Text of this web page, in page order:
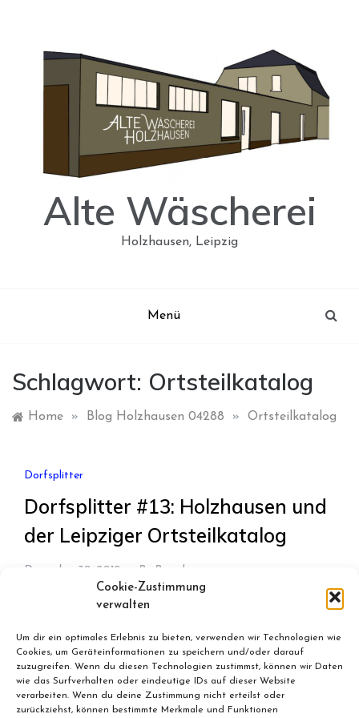
Cookie-Zustimmung
verwalten
Um dir ein optimales Erlebnis zu bieten, verwenden wir Technologien wie
Cookies, um Geräteinformationen zu speichern und/oder darauf
zuzugreifen. Wenn du diesen Technologien zustimmst, können wir Daten
wie das Surfverhalten oder eindeutige IDs auf dieser Website
verarbeiten. Wenn du deine Zustimmung nicht erteilst oder
zurückziehst, können bestimmte Merkmale und Funktionen
Alte Wäscherei
Holzhausen, Leipzig
Menü
Schlagwort: Ortsteilkatalog
Home » Blog Holzhausen 04288 » Ortsteilkatalog
Dorfsplitter
Dorfsplitter #13: Holzhausen und
der Leipziger Ortsteilkatalog
Dezember 30, 2012 By Bernd
Holzhausenerinnen und Holzhausener sind großteils
Laut neuem Ortsteilkatalog stuft nur ein Prozent
der Bürger die Situation als „war noch